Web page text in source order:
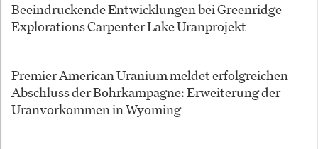
Beeindruckende Entwicklungen bei Greenridge
Explorations Carpenter Lake Uranprojekt
Premier American Uranium meldet erfolgreichen
Abschluss der Bohrkampagne: Erweiterung der
Uranvorkommen in Wyoming